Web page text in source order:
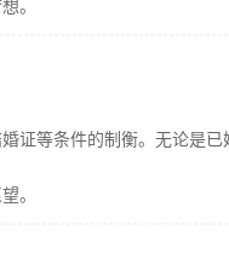
。
证等条件的制衡。无论是
。